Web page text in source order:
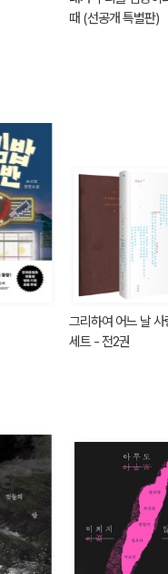
때 (선공개 특별판)
그리하여 어느 날
세트 - 전2권